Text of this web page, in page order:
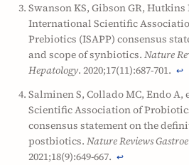
Swanson KS, Gibson GR, Hutkins
International Scientific
Prebiotics (ISAPP) consensus
and scope of synbiotics. Nature
Hepatology. 2020;17(11):687-701. ↩
Salminen S, Collado MC, Endo
Scientific Association of
consensus statement on the
postbiotics. Nature Reviews
2021;18(9):649-667. ↩